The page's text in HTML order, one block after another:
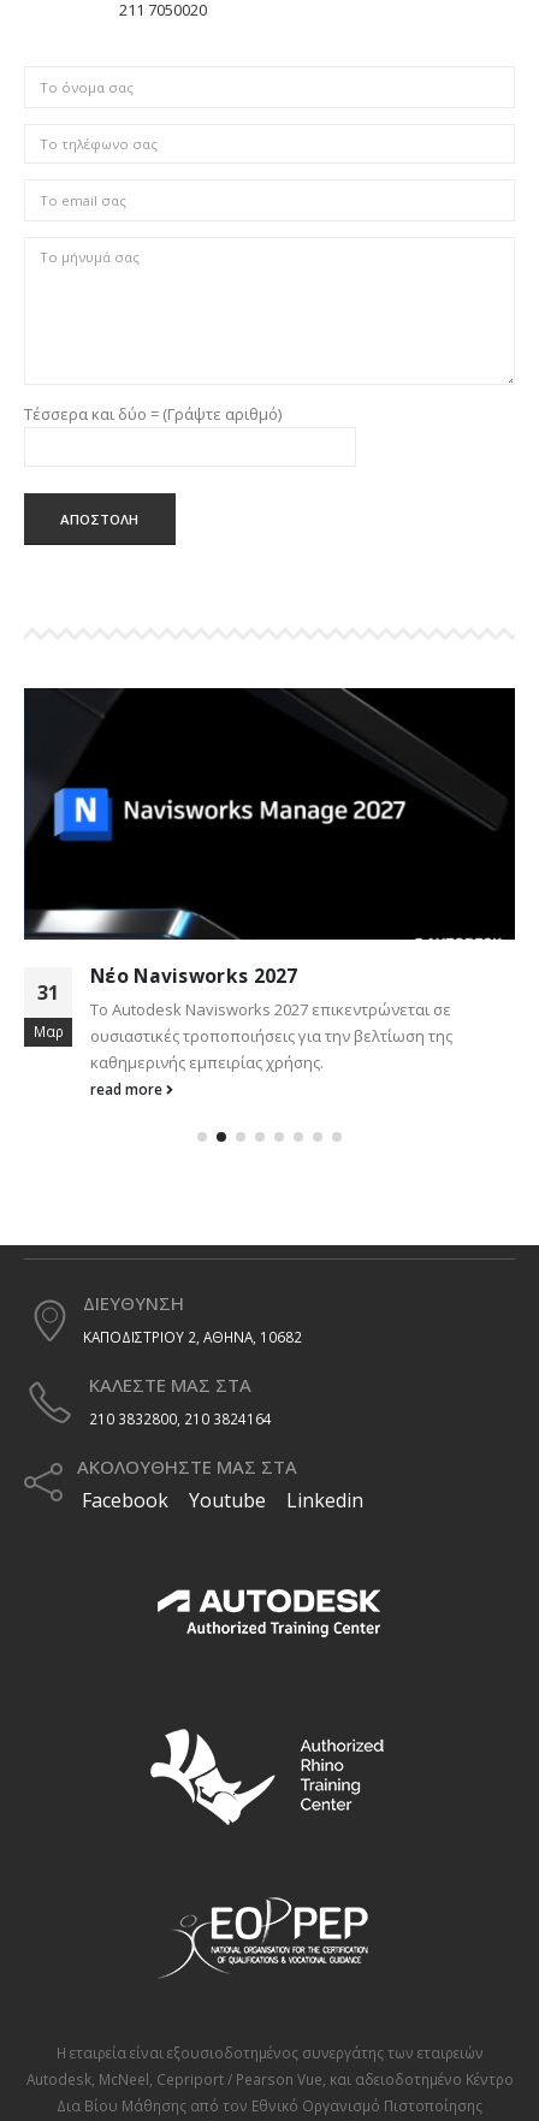
211 7050020
Τέσσερα και δύο = (Γράψτε αριθμό)
ΑΠΟΣΤΟΛΗ
Μαρ
Νέο AutoCAD 2027
Νέο AutoCAD 2027 με νέες δυνατότητες και
ευκολία χειρισμού.
read more
ΔΙΕΥΘΥΝΣΗ
ΚΑΠΟΔΙΣΤΡΙΟΥ 2, ΑΘΗΝΑ, 10682
ΚΑΛΕΣΤΕ ΜΑΣ ΣΤΑ
210 3832800, 210 3824164
ΑΚΟΛΟΥΘΗΣΤΕ ΜΑΣ ΣΤΑ
Facebook Youtube Linkedin
Η εταιρεία είναι εξουσιοδοτημένος συνεργάτης των εταιρειών
Autodesk, McNeel, Cepriport / Pearson Vue, και αδειοδοτημένο Κέντρο
Δια Βίου Μάθησης από τον Εθνικό Οργανισμό Πιστοποίησης